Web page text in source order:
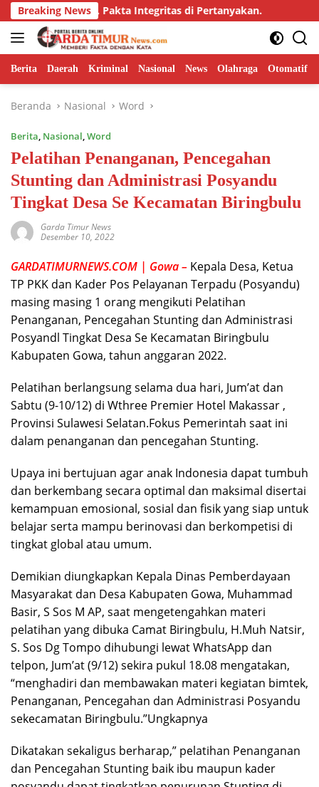
Langsung
ke
konten
Breaking News
Pakta Integritas di Pertanyakan. Dorong
Berita Daerah Kriminal Nasional News Olahraga Otomatif
Beranda Nasional Word
Berita, Nasional,Word
Pelatihan Penanganan, Pencegahan
Stunting dan Administrasi Posyandu
Tingkat Desa Se Kecamatan Biringbulu
Garda Timur News
Desember 10, 2022
GARDATIMURNEWS.COM | Gowa – Kepala Desa, Ketua
TP PKK dan Kader Pos Pelayanan Terpadu (Posyandu)
masing masing 1 orang mengikuti Pelatihan
Penanganan, Pencegahan Stunting dan Administrasi
Posyandl Tingkat Desa Se Kecamatan Biringbulu
Kabupaten Gowa, tahun anggaran 2022.
Pelatihan berlangsung selama dua hari, Jum’at dan
Sabtu (9-10/12) di Wthree Premier Hotel Makassar ,
Provinsi Sulawesi Selatan.Fokus Pemerintah saat ini
dalam penanganan dan pencegahan Stunting.
Upaya ini bertujuan agar anak Indonesia dapat tumbuh
dan berkembang secara optimal dan maksimal disertai
kemampuan emosional, sosial dan fisik yang siap untuk
belajar serta mampu berinovasi dan berkompetisi di
tingkat global atau umum.
Demikian diungkapkan Kepala Dinas Pemberdayaan
Masyarakat dan Desa Kabupaten Gowa, Muhammad
Basir, S Sos M AP, saat mengetengahkan materi
pelatihan yang dibuka Camat Biringbulu, H.Muh Natsir,
S. Sos Dg Tompo dihubungi lewat WhatsApp dan
telpon, Jum’at (9/12) sekira pukul 18.08 mengatakan,
“menghadiri dan membawakan materi kegiatan bimtek,
Penanganan, Pencegahan dan Administrasi Posyandu
sekecamatan Biringbulu.”Ungkapnya
Dikatakan sekaligus berharap,” pelatihan Penanganan
dan Pencegahan Stunting baik ibu maupun kader